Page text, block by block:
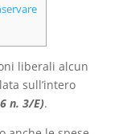
liberali alcun
sull’intero
n. 3/E).